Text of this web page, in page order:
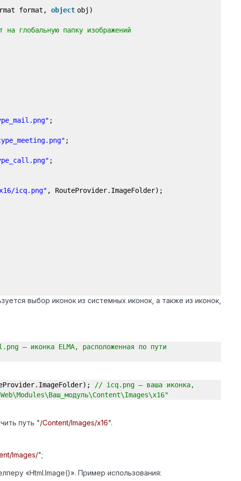
format, object obj)
глобальную папку изображений
;
;
;
icq.png" , RouteProvider.ImageFolder);
выбор иконок из системных иконок, а также из иконок,
– иконка ELMA, расположенная по пути
// icq.png – ваша иконка,
путь "/Content/Images/x16".
Images/";
«Html.Image()». Пример использования: